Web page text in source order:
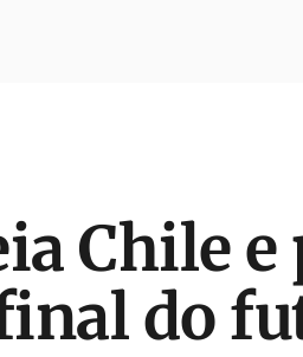
Chile e
do